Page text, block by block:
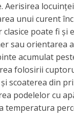
unui curent
poate fi și
sau
acumulat
folosirii
scoaterea din
podelelor cu